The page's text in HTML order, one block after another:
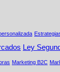
Ley
Marketing B2C